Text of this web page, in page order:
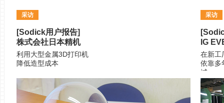
采访
[Sodick用户报告]
株式会社日本精机
利用大型金属3D打印机
降低造型成本
采访
IG
在新工
依靠多
域